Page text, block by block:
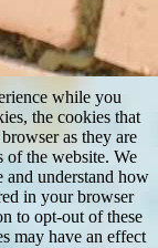
while you
the cookies that
as they are
of the website. We
and understand how
in your browser
to opt-out of these
may have an effect